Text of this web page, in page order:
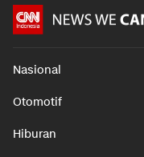
Nasional
Otomotif
Hiburan